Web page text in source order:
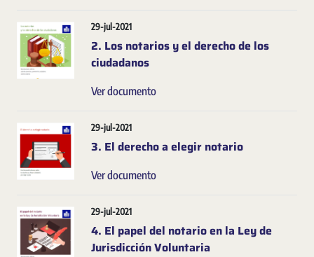
29-jul-2021
2. Los notarios y el derecho de los
ciudadanos
Ver documento
29-jul-2021
3. El derecho a elegir notario
Ver documento
29-jul-2021
4. El papel del notario en la Ley de
Jurisdicción Voluntaria